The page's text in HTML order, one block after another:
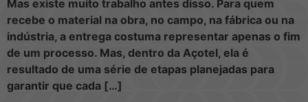
Mas existe muito trabalho antes disso. Para quem
recebe o material na obra, no campo, na fábrica ou na
indústria, a entrega costuma representar apenas o fim
de um processo. Mas, dentro da Açotel, ela é
resultado de uma série de etapas planejadas para
garantir que cada […]